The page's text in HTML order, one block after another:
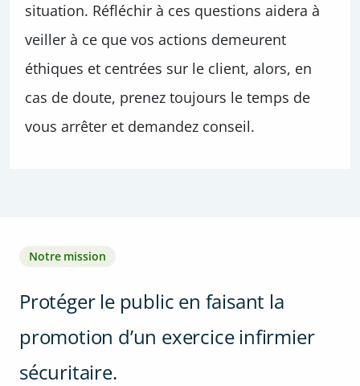
situation. Réfléchir à ces questions aidera à
veiller à ce que vos actions demeurent
éthiques et centrées sur le client, alors, en
cas de doute, prenez toujours le temps de
vous arrêter et demandez conseil.
Notre mission
Protéger le public en faisant la
promotion d’un exercice infirmier
sécuritaire.